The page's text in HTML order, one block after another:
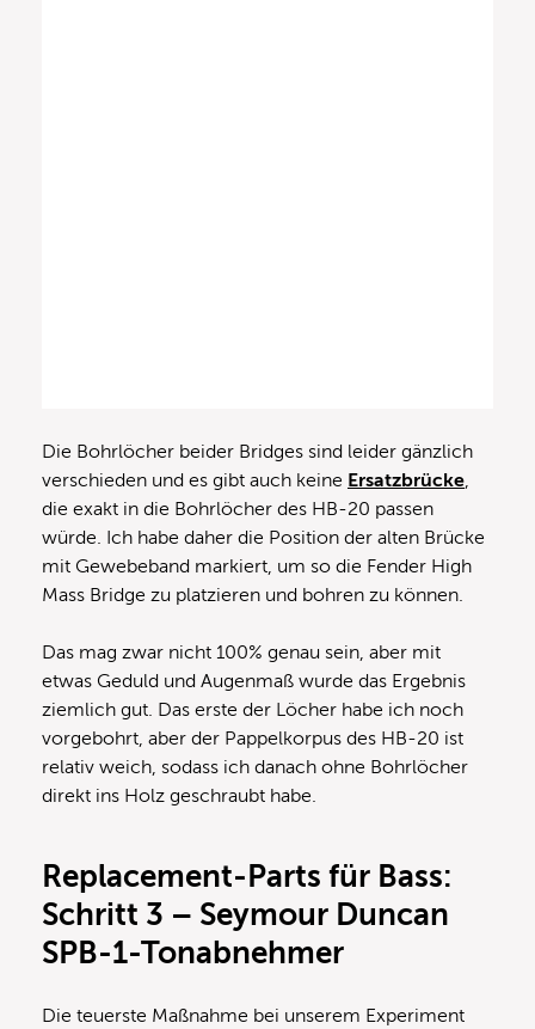
Die Bohrlöcher beider Bridges sind leider gänzlich
verschieden und es gibt auch keine Ersatzbrücke,
die exakt in die Bohrlöcher des HB-20 passen
würde. Ich habe daher die Position der alten Brücke
mit Gewebeband markiert, um so die Fender High
Mass Bridge zu platzieren und bohren zu können.
Das mag zwar nicht 100% genau sein, aber mit
etwas Geduld und Augenmaß wurde das Ergebnis
ziemlich gut. Das erste der Löcher habe ich noch
vorgebohrt, aber der Pappelkorpus des HB-20 ist
relativ weich, sodass ich danach ohne Bohrlöcher
direkt ins Holz geschraubt habe.
Replacement-Parts für Bass:
Schritt 3 – Seymour Duncan
SPB-1-Tonabnehmer
Die teuerste Maßnahme bei unserem Experiment